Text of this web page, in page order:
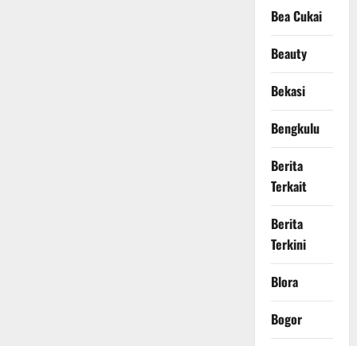
Bea Cukai
Beauty
Bekasi
Bengkulu
Berita
Terkait
Berita
Terkini
Blora
Bogor